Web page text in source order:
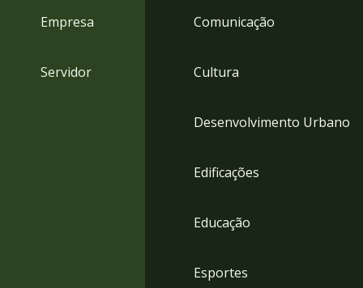
Empresa
Servidor
Comunicação
Cultura
Desenvolvimento Urbano
Edificações
Educação
Esportes